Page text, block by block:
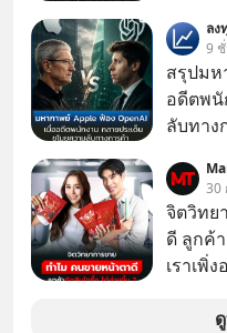
AI" ที่ผู้
บทเรีย
อะไรเ
มือไปใ
อย่างไ
ร่วมเจ
เงินฉบั
#RayDalio #สรุปบทเรีย
ลงทุน
ลง
9
สรุปมห
อดีตพนั
ลับทาง
เก่าที่เ
เดียวกัน
30
จิตวิทย
ดี ลูกค้
เราเพิ่
ขายข